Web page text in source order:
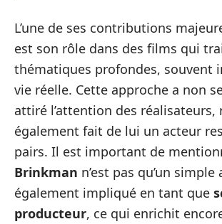
L’une de ses contributions
est son rôle dans des films qui
thématiques profondes, souvent
vie réelle. Cette approche a non
attiré l’attention des réalisateurs,
également fait de lui un acteur
pairs. Il est important de
Brinkman n’est pas qu’un
également impliqué en tant que
producteur, ce qui enrichit